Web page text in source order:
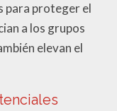
para proteger el
a los grupos
elevan el